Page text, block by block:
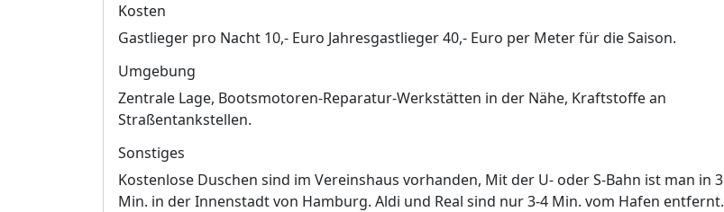
Kosten
Gastlieger pro Nacht 10,- Euro Jahresgastlieger 40,- Euro per Meter für die Saison.
Umgebung
Zentrale Lage, Bootsmotoren-Reparatur-Werkstätten in der Nähe, Kraftstoffe an
Straßentankstellen.
Sonstiges
Kostenlose Duschen sind im Vereinshaus vorhanden, Mit der U- oder S-Bahn ist man in 3
Min. in der Innenstadt von Hamburg. Aldi und Real sind nur 3-4 Min. vom Hafen entfernt.